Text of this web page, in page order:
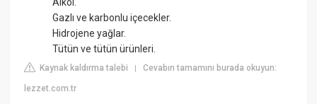
Alkol.
Gazlı ve karbonlu içecekler.
Hidrojene yağlar.
Tütün ve tütün ürünleri.
Kaynak kaldırma talebi |Cevabın tamamını burada okuyun:
lezzet.com.tr